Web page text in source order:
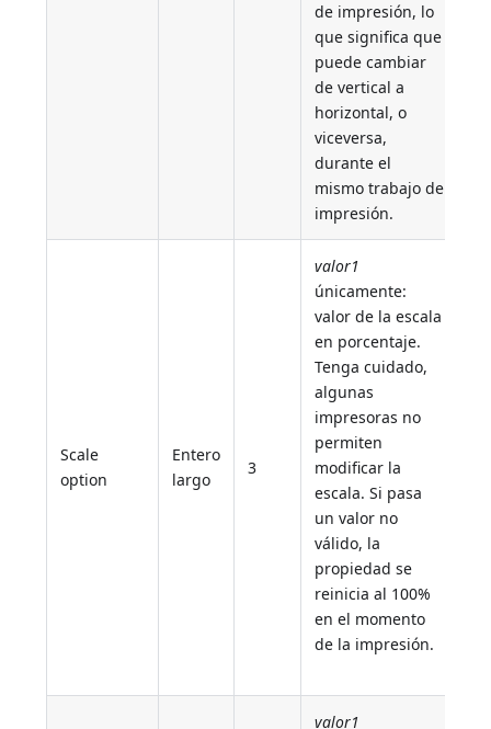
de impresión, lo
que significa que
puede cambiar
de vertical a
horizontal, o
viceversa,
durante el
mismo trabajo de
impresión.
Scale
option
Entero
largo
3
valor1
únicamente:
valor de la escala
en porcentaje.
Tenga cuidado,
algunas
impresoras no
permiten
modificar la
escala. Si pasa
un valor no
válido, la
propiedad se
reinicia al 100%
en el momento
de la impresión.
valor1